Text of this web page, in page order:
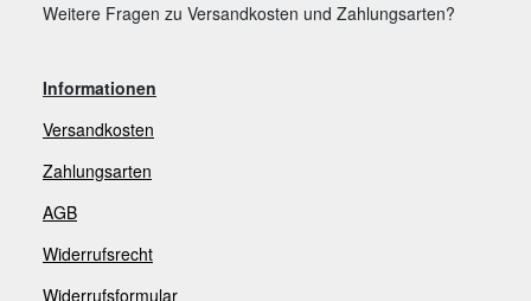
Weitere Fragen zu Versandkosten und Zahlungsarten?
Informationen
Versandkosten
Zahlungsarten
AGB
Widerrufsrecht
Widerrufsformular